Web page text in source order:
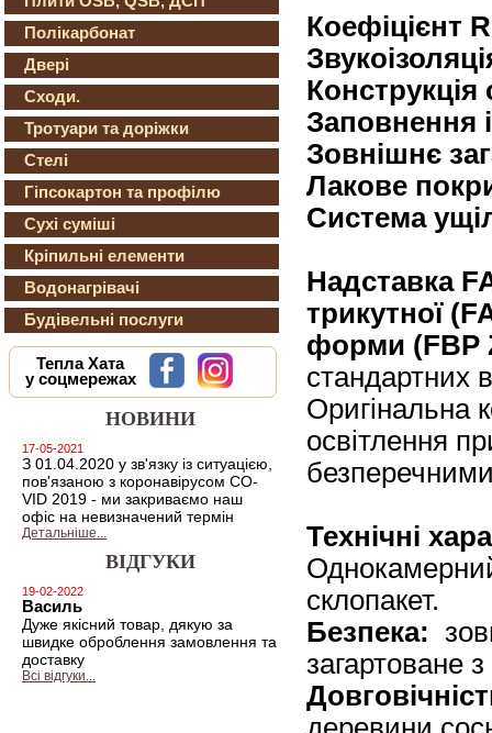
Полікарбонат
Двері
Сходи.
Тротуари та доріжки
Стелі
Гіпсокартон та профілю
Сухі суміші
Кріпильні елементи
Водонагрівачі
Будівельні послуги
Тепла Хата
у соцмережах
НОВИНИ
17-05-2021
З 01.04.2020 у зв'язку із ситуацією,
пов'язаною з коронавірусом CO-
VID 2019 - ми закриваємо наш
офіс на невизначений термін
Детальніше...
ВІДГУКИ
19-02-2022
Василь
Дуже якісний товар, дякую за
швидке оброблення замовлення та
доставку
Всі відгуки...
Коефіцієнт
Конструкція
Заповнення
Зовнішнє
Лакове
Система
Надставка
трикутної
форми (FBP
стандартних
Оригінальна
освітлення
Технічні
склопакет.
Безпека:
загартоване